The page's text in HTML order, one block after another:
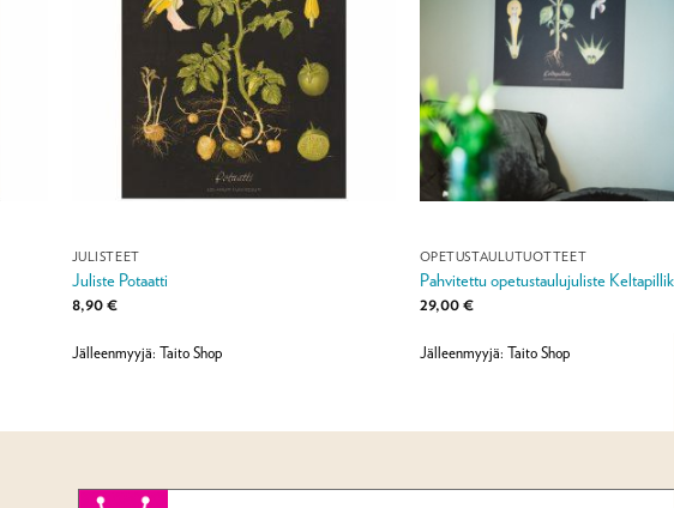
JULISTEET
Juliste Potaatti
8,90€
Jälleenmyyjä: Taito Shop
OPETUSTAULUTUOTTEET
Pahvitettu opetustaulujuliste
29,00€
Jälleenmyyjä: Taito Shop